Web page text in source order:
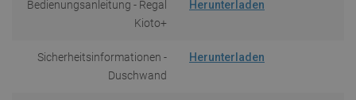
Bedienungsanleitung - Regal
Kioto+
Herunterladen
Sicherheitsinformationen -
Duschwand
Herunterladen